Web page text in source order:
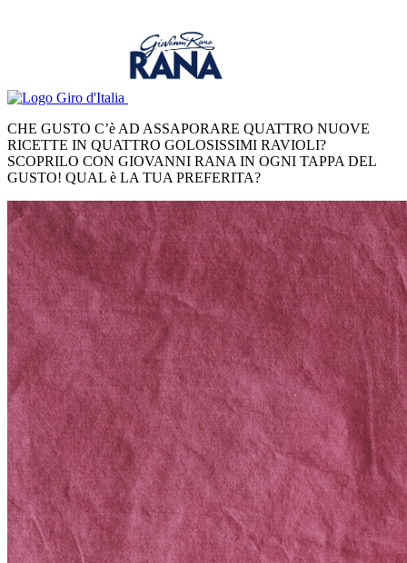
CHE GUSTO C’è AD ASSAPORARE QUATTRO NUOVE
RICETTE IN QUATTRO GOLOSISSIMI RAVIOLI?
SCOPRILO CON GIOVANNI RANA IN OGNI TAPPA DEL
GUSTO! QUAL è LA TUA PREFERITA?